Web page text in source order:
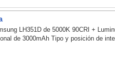
LH351D de 5000K 90CRI +
de 3000mAh Tipo y posición de